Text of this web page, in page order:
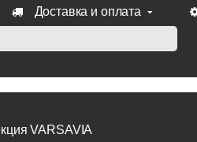
Доставка и оплата
Tupai, Extreza, Melodia, Forme
VARSAVIA